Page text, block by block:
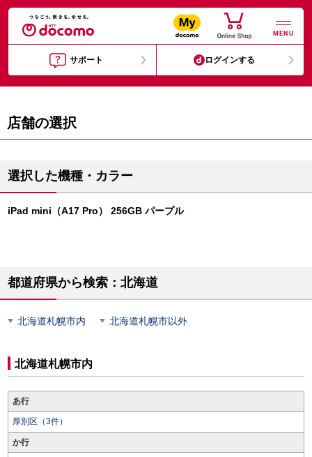
MENU
サポート ログインする
店舗の選択
選択した機種・カラー
iPad mini（A17 Pro） 256GB パープル
都道府県から検索：北海道
北海道札幌市内 北海道札幌市以外
北海道札幌市内
あ行
厚別区（3件）
か行